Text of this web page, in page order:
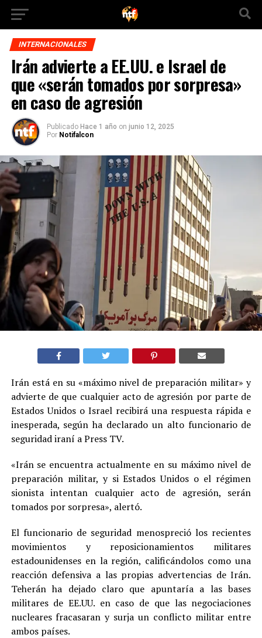
INTERNACIONALES
Irán advierte a EE.UU. e Israel de
que «serán tomados por sorpresa»
en caso de agresión
Publicado Hace 1 año on junio 12, 2025
Por Notifalcon
Irán está en su «máximo nivel de preparación militar» y
advierte de que cualquier acto de agresión por parte de
Estados Unidos o Israel recibirá una respuesta rápida e
inesperada, según ha declarado un alto funcionario de
seguridad iraní a Press TV.
«Irán se encuentra actualmente en su máximo nivel de
preparación militar, y si Estados Unidos o el régimen
sionista intentan cualquier acto de agresión, serán
tomados por sorpresa», alertó.
El funcionario de seguridad menospreció los recientes
movimientos y reposicionamientos militares
estadounidenses en la región, calificándolos como una
reacción defensiva a las propias advertencias de Irán.
Teherán ha dejado claro que apuntaría a las bases
militares de EE.UU. en caso de que las negociaciones
nucleares fracasaran y surja un conflicto militar entre
ambos países.